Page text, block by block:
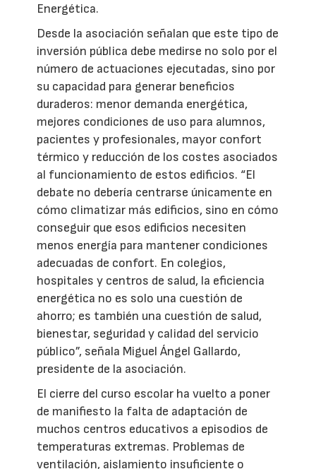
Energética.
Desde la asociación señalan que este tipo de
inversión pública debe medirse no solo por el
número de actuaciones ejecutadas, sino por
su capacidad para generar beneficios
duraderos: menor demanda energética,
mejores condiciones de uso para alumnos,
pacientes y profesionales, mayor confort
térmico y reducción de los costes asociados
al funcionamiento de estos edificios. “El
debate no debería centrarse únicamente en
cómo climatizar más edificios, sino en cómo
conseguir que esos edificios necesiten
menos energía para mantener condiciones
adecuadas de confort. En colegios,
hospitales y centros de salud, la eficiencia
energética no es solo una cuestión de
ahorro; es también una cuestión de salud,
bienestar, seguridad y calidad del servicio
público”, señala Miguel Ángel Gallardo,
presidente de la asociación.
El cierre del curso escolar ha vuelto a poner
de manifiesto la falta de adaptación de
muchos centros educativos a episodios de
temperaturas extremas. Problemas de
ventilación, aislamiento insuficiente o